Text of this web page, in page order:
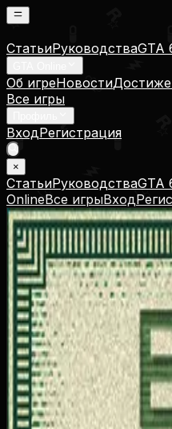
СтатьиРуководстваGTA
Об игреНовости
Все игры
ВходРегистрация
×
СтатьиРуководстваGTA
OnlineВсе игрыВход
Многоборец
Multi-Disciplined